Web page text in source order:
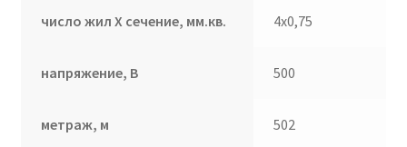
число жил Х сечение, мм.кв. 4х0,75
напряжение, В 500
метраж, м 502